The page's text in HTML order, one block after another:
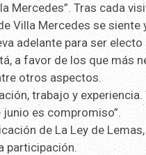
Mercedes”. Tras cada
Villa Mercedes se siente
adelante para ser
a favor de los que más
otros aspectos.
trabajo y
es compromiso”.
de La Ley de
participación.